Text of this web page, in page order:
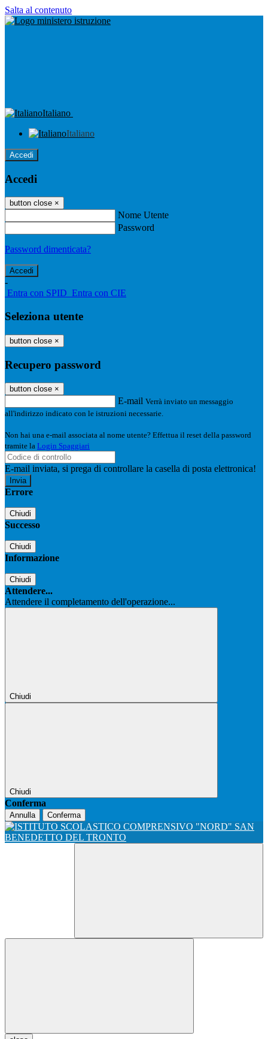
Salta al contenuto
Italiano
Italiano
Accedi
Accedi
button close ×
Nome Utente
Password
Password dimenticata?
-
Entra con SPID Entra con CIE
Seleziona utente
button close ×
Recupero password
button close ×
E-mail Verrà inviato un messaggio
all'indirizzo indicato con le istruzioni necessarie.
Non hai una e-mail associata al nome utente? Effettua il reset della password
tramite la Login Spaggiari
E-mail inviata, si prega di controllare la casella di posta elettronica!
Errore
Chiudi
Successo
Chiudi
Informazione
Chiudi
Attendere...
Attendere il completamento dell'operazione...
Chiudi
Chiudi
Conferma
Annulla Conferma